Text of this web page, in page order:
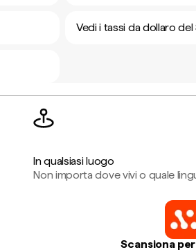
Vedi i tassi da dollaro
In qualsiasi luogo
Non importa dove vivi o quale
Scansiona